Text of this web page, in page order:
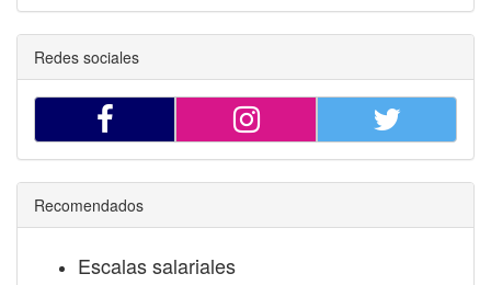
Redes sociales
Recomendados
Escalas salariales